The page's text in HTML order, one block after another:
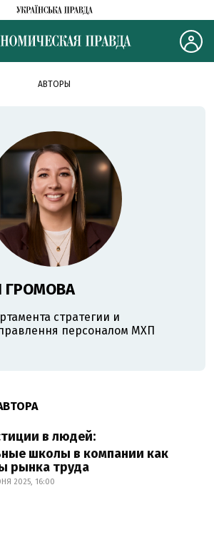
АВТОРЫ
ГРОМОВА
стратегии и
персоналом МХП
в людей:
школы в компании как
рынка труда
2025, 16:00